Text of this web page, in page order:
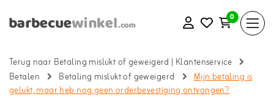
0
Terug naar Betaling mislukt of geweigerd | Klantenservice
Betalen
Betaling mislukt of geweigerd
Mijn betaling is
gelukt, maar heb nog geen orderbevestiging ontvangen?